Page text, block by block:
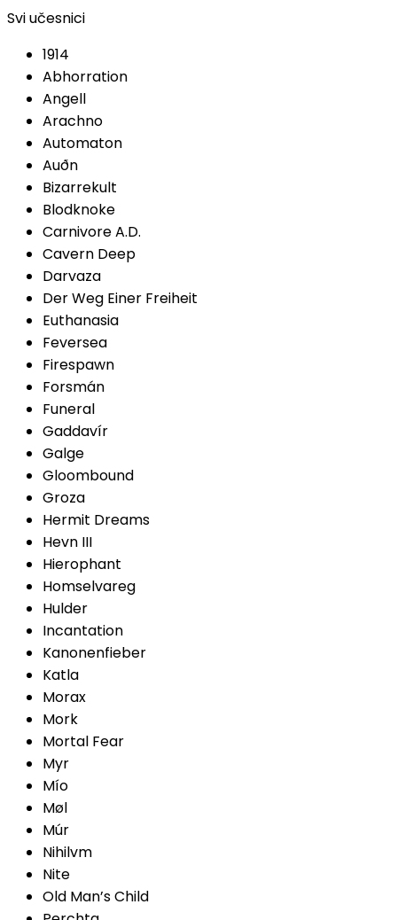
Svi učesnici
1914
Abhorration
Angell
Arachno
Automaton
Auðn
Bizarrekult
Blodknoke
Carnivore A.D.
Cavern Deep
Darvaza
Der Weg Einer Freiheit
Euthanasia
Feversea
Firespawn
Forsmán
Funeral
Gaddavír
Galge
Gloombound
Groza
Hermit Dreams
Hevn III
Hierophant
Homselvareg
Hulder
Incantation
Kanonenfieber
Katla
Morax
Mork
Mortal Fear
Myr
Mío
Møl
Múr
Nihilvm
Nite
Old Man’s Child